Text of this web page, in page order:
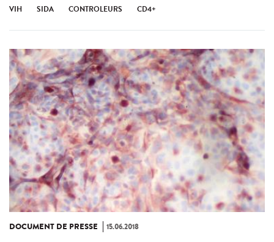
VIH SIDA CONTROLEURS CD4+
DOCUMENT DE PRESSE 15.06.2018